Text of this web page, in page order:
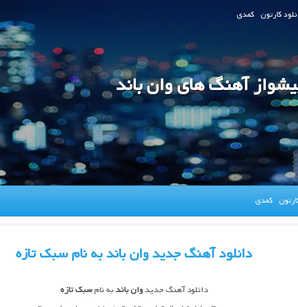
کارتون کمدی
آهنگ های وان باند
کمدی
دانلود آهنگ جدید وان باند به نام سبک تازه
دانلود آهنگ جدیدوان باندبه نامسبک تازه